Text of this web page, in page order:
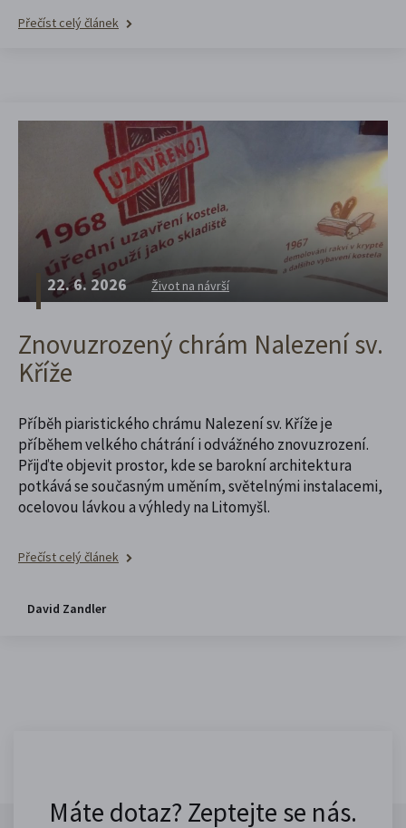
Přečíst celý článek
22. 6. 2026 Život na návrší
Znovuzrozený chrám Nalezení sv.
Kříže
Příběh piaristického chrámu Nalezení sv. Kříže je
příběhem velkého chátrání i odvážného znovuzrození.
Přijďte objevit prostor, kde se barokní architektura
potkává se současným uměním, světelnými instalacemi,
ocelovou lávkou a výhledy na Litomyšl.
Přečíst celý článek
David Zandler
Máte dotaz? Zeptejte se nás.